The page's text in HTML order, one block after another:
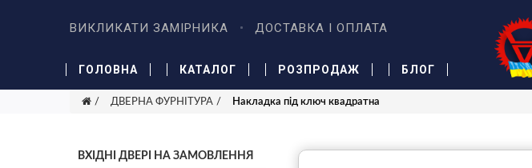
ВИКЛИКАТИ ЗАМІРНИКА ДОСТАВКА І ОПЛАТА
ГОЛОВНА КАТАЛОГ РОЗПРОДАЖ БЛОГ
ДВЕРНА ФУРНІТУРА Накладка під ключ квадратна
ВХІДНІ ДВЕРІ НА ЗАМОВЛЕННЯ